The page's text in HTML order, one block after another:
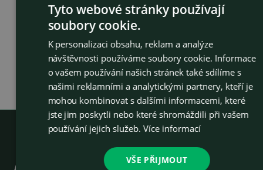
OSTROJ a.s.
Těšínská 1586/66
746 01 Opava
Tyto webové stránky používají
soubory cookie.
K personalizaci obsahu, reklam a analýze
návštěvnosti používáme soubory cookie. Informace
o vašem používání našich stránek také sdílíme s
našimi reklamními a analytickými partnery, kteří je
mohou kombinovat s dalšími informacemi, které
jste jim poskytli nebo které shromáždili při vašem
používání jejich služeb. Více informací
VŠE PŘIJMOUT